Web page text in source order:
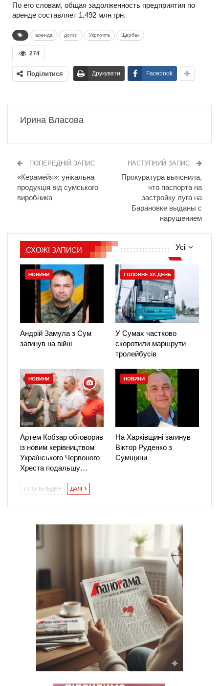
По его словам, общая задолженность предприятия по
аренде составляет 1,492 млн грн.
аренда долги Укрпочта Щербак
274
Поділитися Друкувати Facebook
Ирина Власова
ПОПЕРЕДНІЙ ЗАПИС
«Керамейя»: унікальна
продукція від сумського
виробника
НАСТУПНИЙ ЗАПИС
Прокуратура выяснила,
что паспорта на
застройку луга на
Барановке выданы с
нарушением
Усі
СХОЖІ ЗАПИСИ
НОВИНИ
Андрій Замула з Сум
загинув на війні
ГОЛОВНЕ ЗА ДЕНЬ
У Сумах частково
скоротили маршрути
тролейбусів
НОВИНИ
Артем Кобзар обговорив
із новим керівництвом
Українського Червоного
Хреста подальшу…
НОВИНИ
На Харківщині загинув
Віктор Руденко з
Сумщини
ПОПЕРЕДНЯ ДАЛІ